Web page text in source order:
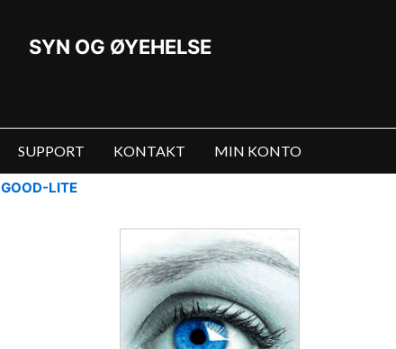
SYN OG ØYEHELSE
SUPPORT KONTAKT MIN KONTO
GOOD-LITE